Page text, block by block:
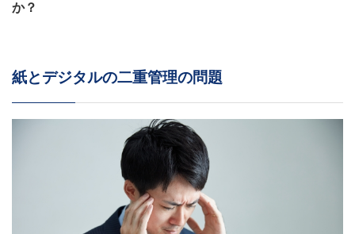
か？
紙とデジタルの二重管理の問題